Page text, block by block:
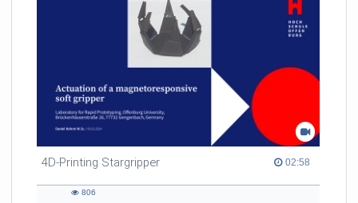
4D-Printing Stargripper 02:58
02:58 duration
806